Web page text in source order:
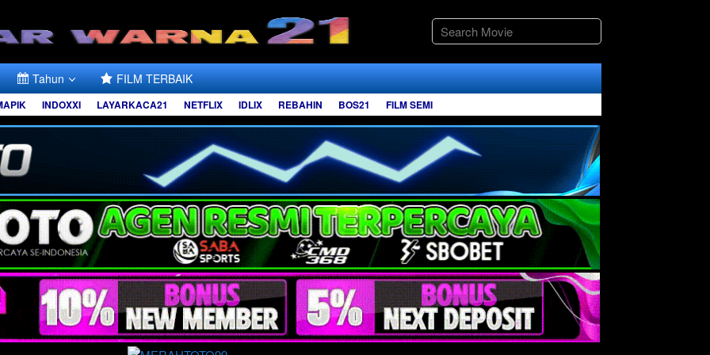
Tahun FILM TERBAIK
INDOXXI LAYARKACA21 NETFLIX IDLIX REBAHIN BOS21 FILM SEMI